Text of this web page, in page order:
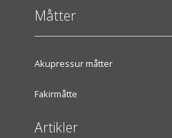
Måtter
Akupressur måtter
Fakirmåtte
Artikler